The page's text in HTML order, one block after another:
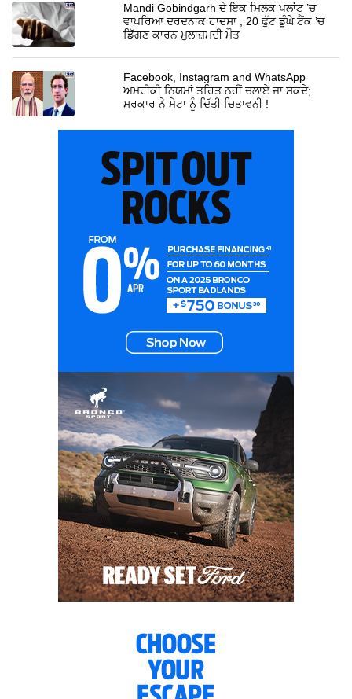
Mandi Gobindgarh ਦੇ ਇਕ ਮਿਲਕ ਪਲਾਂਟ ’ਚ
ਵਾਪਰਿਆ ਦਰਦਨਾਕ ਹਾਦਸਾ ; 20 ਫੁੱਟ ਡੂੰਘੇ ਟੈਂਕ ’ਚ
ਡਿੱਗਣ ਕਾਰਨ ਮੁਲਾਜ਼ਮਦੀ ਮੌਤ
Facebook, Instagram and WhatsApp
ਅਮਰੀਕੀ ਨਿਯਮਾਂ ਤਹਿਤ ਨਹੀਂ ਚਲਾਏ ਜਾ ਸਕਦੇ;
ਸਰਕਾਰ ਨੇ ਮੇਟਾ ਨੂੰ ਦਿੱਤੀ ਚਿਤਾਵਨੀ !